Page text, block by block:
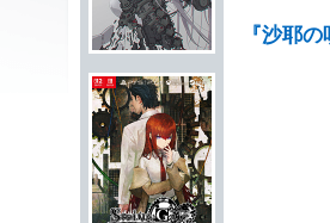
『沙耶